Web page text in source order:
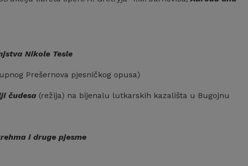
Nikole Tesle
Prešernova pjesničkog opusa)
čudesa (režija) na bijenalu lutkarskih kazališta u Bugojnu
i druge pjesme